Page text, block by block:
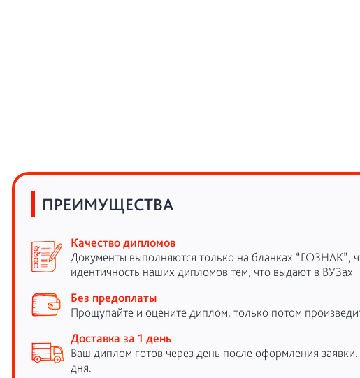
ПРЕИМУЩЕСТВА
Качество дипломов
Документы выполняются только на бланках “ГОЗНАК”,
идентичность наших дипломов тем, что выдают в ВУЗах
Без предоплаты
Прощупайте и оцените диплом, только потом
Доставка за 1 день
Ваш диплом готов через день после оформления
дня.